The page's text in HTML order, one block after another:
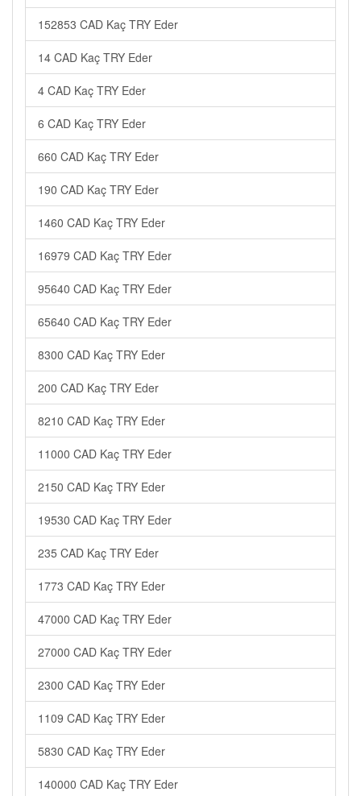
152853 CAD Kaç TRY Eder
14 CAD Kaç TRY Eder
4 CAD Kaç TRY Eder
6 CAD Kaç TRY Eder
660 CAD Kaç TRY Eder
190 CAD Kaç TRY Eder
1460 CAD Kaç TRY Eder
16979 CAD Kaç TRY Eder
95640 CAD Kaç TRY Eder
65640 CAD Kaç TRY Eder
8300 CAD Kaç TRY Eder
200 CAD Kaç TRY Eder
8210 CAD Kaç TRY Eder
11000 CAD Kaç TRY Eder
2150 CAD Kaç TRY Eder
19530 CAD Kaç TRY Eder
235 CAD Kaç TRY Eder
1773 CAD Kaç TRY Eder
47000 CAD Kaç TRY Eder
27000 CAD Kaç TRY Eder
2300 CAD Kaç TRY Eder
1109 CAD Kaç TRY Eder
5830 CAD Kaç TRY Eder
140000 CAD Kaç TRY Eder